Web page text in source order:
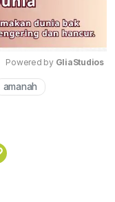
Powered by GliaStudios
amanah